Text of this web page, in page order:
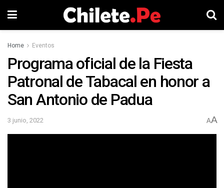
Home Eventos
Programa oficial de la Fiesta
Patronal de Tabacal en honor a
San Antonio de Padua
3 junio, 2022 AA